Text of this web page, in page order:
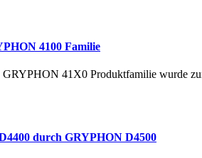
4100 Familie
GRYPHON 41X0 Produktfamilie wurde
durch GRYPHON D4500